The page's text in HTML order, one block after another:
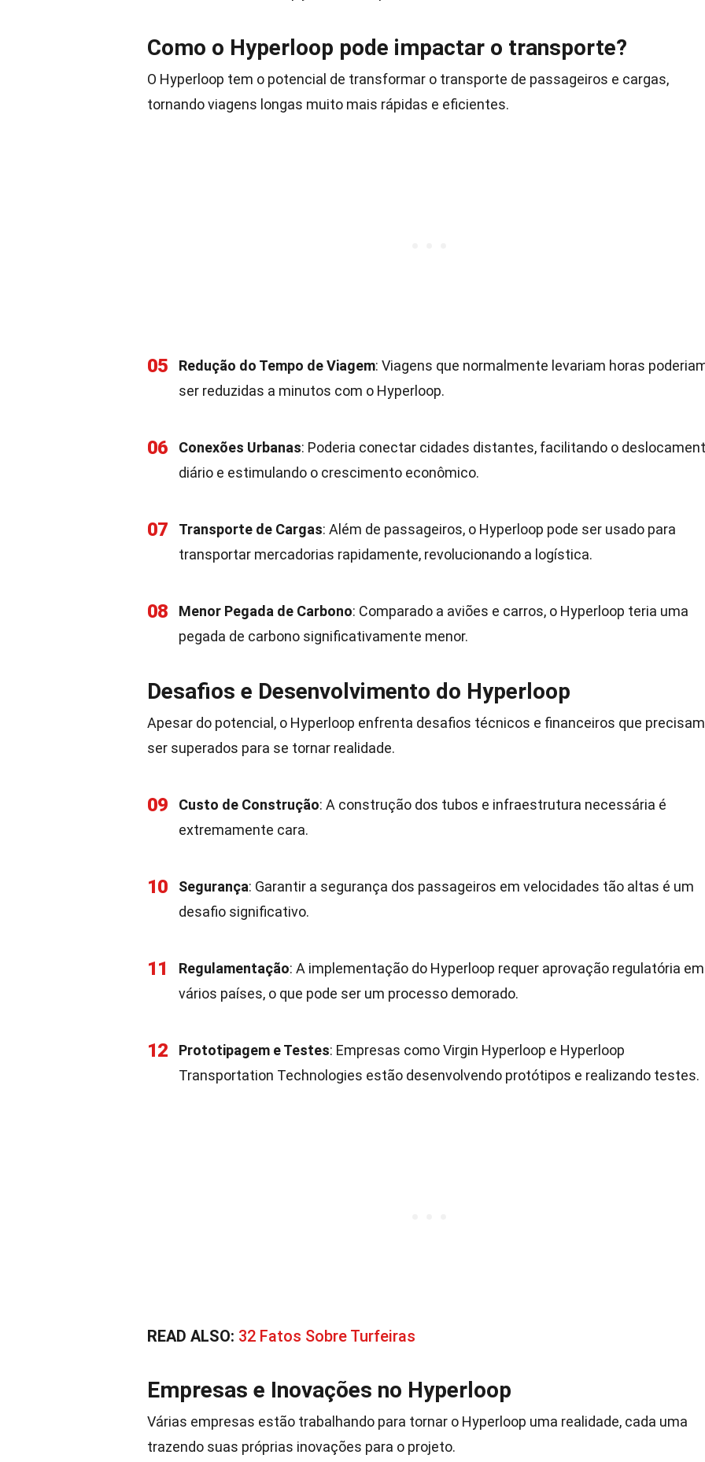
Como o Hyperloop pode impactar o transporte?
O Hyperloop tem o potencial de transformar o transporte de passageiros e cargas,
tornando viagens longas muito mais rápidas e eficientes.
05 Redução do Tempo de Viagem: Viagens que normalmente levariam horas
ser reduzidas a minutos com o Hyperloop.
06 Conexões Urbanas: Poderia conectar cidades distantes, facilitando o
diário e estimulando o crescimento econômico.
07 Transporte de Cargas: Além de passageiros, o Hyperloop pode ser usado para
transportar mercadorias rapidamente, revolucionando a logística.
08 Menor Pegada de Carbono: Comparado a aviões e carros, o Hyperloop teria uma
pegada de carbono significativamente menor.
Desafios e Desenvolvimento do Hyperloop
Apesar do potencial, o Hyperloop enfrenta desafios técnicos e financeiros que precisam
ser superados para se tornar realidade.
09 Custo de Construção: A construção dos tubos e infraestrutura necessária é
extremamente cara.
10 Segurança: Garantir a segurança dos passageiros em velocidades tão altas é um
desafio significativo.
11 Regulamentação: A implementação do Hyperloop requer aprovação regulatória em
vários países, o que pode ser um processo demorado.
12 Prototipagem e Testes: Empresas como Virgin Hyperloop e Hyperloop
Transportation Technologies estão desenvolvendo protótipos e realizando testes.
READ ALSO: 32 Fatos Sobre Turfeiras
Empresas e Inovações no Hyperloop
Várias empresas estão trabalhando para tornar o Hyperloop uma realidade, cada uma
trazendo suas próprias inovações para o projeto.